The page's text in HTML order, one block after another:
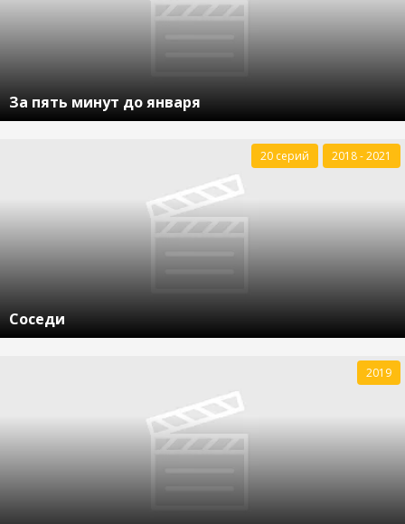
За пять минут до января
Соседи
20 серий 2018 - 2021
2019